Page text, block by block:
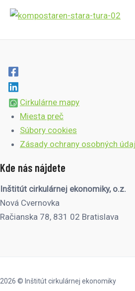
Cirkulárne mapy
Miesta preč
Súbory cookies
Zásady ochrany osobných
Kde nás nájdete
Inštitút cirkulárnej ekonomiky, o.z.
Nová Cvernovka
Račianska 78, 831 02 Bratislava
2026 © Inštitút cirkulárnej ekonomiky